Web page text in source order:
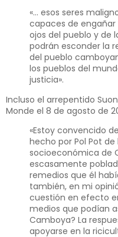
«… esos seres
capaces de engañar
ojos del pueblo y de
podrán esconder la
del pueblo
los pueblos del
justicia».
Incluso el arrepentido
Monde el 8 de agosto de
«Estoy convencido
hecho por Pol Pot
socioeconómica de
escasamente
remedios que él
también, en mi
cuestión en efecto
medios que podían
Camboya? La
apoyarse en la